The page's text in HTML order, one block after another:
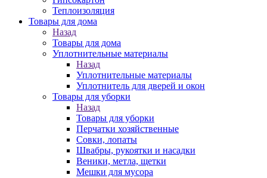
Теплоизоляция
Товары для дома
Назад
Товары для дома
Уплотнительные материалы
Назад
Уплотнительные материалы
Уплотнитель для дверей и окон
Товары для уборки
Назад
Товары для уборки
Перчатки хозяйственные
Совки, лопаты
Швабры, рукоятки и насадки
Веники, метла, щетки
Мешки для мусора